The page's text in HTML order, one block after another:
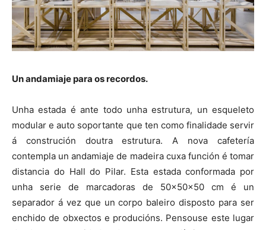
Un andamiaje para os recordos.
Unha estada é ante todo unha estrutura, un esqueleto
modular e auto soportante que ten como finalidade servir
á construción doutra estrutura. A nova cafetería
contempla un andamiaje de madeira cuxa función é tomar
distancia do Hall do Pilar. Esta estada conformada por
unha serie de marcadoras de 50x50x50 cm é un
separador á vez que un corpo baleiro disposto para ser
enchido de obxectos e producións. Pensouse este lugar